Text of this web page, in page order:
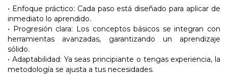
• Enfoque práctico: Cada paso está diseñado para aplicar de
inmediato lo aprendido.
• Progresión clara: Los conceptos básicos se integran con
herramientas avanzadas, garantizando un aprendizaje
sólido.
• Adaptabilidad: Ya seas principiante o tengas experiencia, la
metodología se ajusta a tus necesidades.